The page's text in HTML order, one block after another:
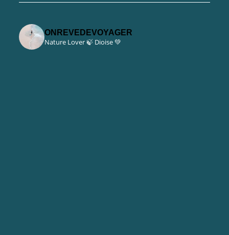
ONREVEDEVOYAGER
Nature Lover 🍃 Dioise 💚